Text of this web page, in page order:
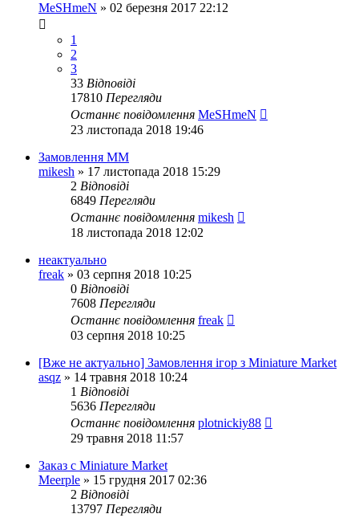
MeSHmeN » 02 березня 2017 22:12
1
2
3
33 Відповіді
17810 Перегляди
Останнє повідомлення MeSHmeN
23 листопада 2018 19:46
Замовлення ММ
mikesh » 17 листопада 2018 15:29
2 Відповіді
6849 Перегляди
Останнє повідомлення mikesh
18 листопада 2018 12:02
неактуально
freak » 03 серпня 2018 10:25
0 Відповіді
7608 Перегляди
Останнє повідомлення freak
03 серпня 2018 10:25
[Вже не актуально] Замовлення ігор з Miniature Market
asqz » 14 травня 2018 10:24
1 Відповіді
5636 Перегляди
Останнє повідомлення plotnickiy88
29 травня 2018 11:57
Заказ с Miniature Market
Meerple » 15 грудня 2017 02:36
2 Відповіді
13797 Перегляди